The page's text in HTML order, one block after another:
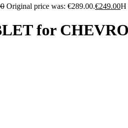
Original price was: €289.00.€249.00Η
for